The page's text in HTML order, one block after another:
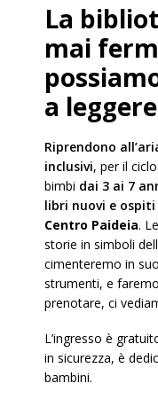
La
mai
a
Riprendono
inclusivi, per il ciclo
bimbi dai 3 ai 7
libri nuovi e ospiti
Centro Paideia.
storie in simboli
cimenteremo in
strumenti, e
prenotare, ci
L’ingresso è
in sicurezza, è
bambini.